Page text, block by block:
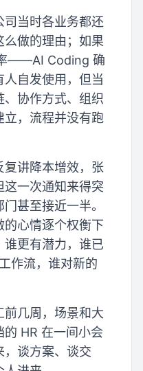
司当时各业务都还
么做的理由；如果
——AI Coding 确
自发使用，但当
、协作方式、组织
立，流程并没有跑
复讲降本增效，张
一次通知来得突
甚至接近一半。
心情逐个权衡下
谁更有潜力，谁已
作流，谁对新的
前几周，场景和大
HR 在一间小会
，谈方案、谈交